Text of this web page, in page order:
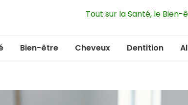
Tout sur la Santé, le Bien-
Bien-être Cheveux Dentition